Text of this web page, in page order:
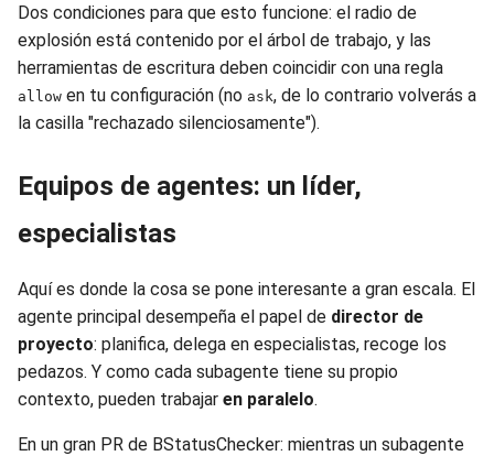
Dos condiciones para que esto funcione: el radio de
explosión está contenido por el árbol de trabajo, y las
herramientas de escritura deben coincidir con una regla
allow en tu configuración (no ask, de lo contrario volverás a
la casilla "rechazado silenciosamente").
Equipos de agentes: un líder,
especialistas
Aquí es donde la cosa se pone interesante a gran escala. El
agente principal desempeña el papel de director de
proyecto: planifica, delega en especialistas, recoge los
pedazos. Y como cada subagente tiene su propio
contexto, pueden trabajar en paralelo.
En un gran PR de BStatusChecker: mientras un subagente